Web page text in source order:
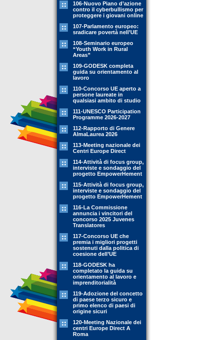
106-Nuovo Piano d’azione
contro il cyberbullismo per
proteggere i giovani online
107-Parlamento europeo:
sradicare povertà nell’UE
108-Seminario europeo
“Youth Work in Rural
Areas”
109-GODESK completa
guida su orientamento al
lavoro
110-Concorso UE aperto a
persone laureate in
qualsiasi ambito di studio
111-UNESCO Participation
Programme 2026-2027
112-Rapporto di Genere
AlmaLaurea 2026
113-Meeting nazionale dei
Centri Europe Direct
114-Attività di focus group,
interviste e sondaggio del
progetto EmpowerHement
115-Attività di focus group,
interviste e sondaggio del
progetto EmpowerHement
116-La Commissione
annuncia i vincitori del
concorso 2025 Juvenes
Translatores
117-Concorso UE che
premia i migliori progetti
sostenuti dalla politica di
coesione dell’UE
118-GODESK ha
completato la guida su
orientamento al lavoro e
imprenditorialità
119-Adozione del concetto
di paese terzo sicuro e
primo elenco di paesi di
origine sicuri
120-Meeting Nazionale dei
centri Europe Direct A
Roma